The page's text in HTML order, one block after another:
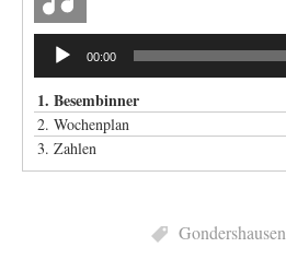
Audio-
Player
00:00
1. Besembinner
2. Wochenplan
3. Zahlen
Gondershausen